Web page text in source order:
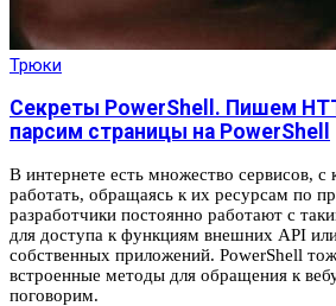
Трюки
Секреты PowerShell. Пишем
парсим страницы на PowerShell
В интернете есть множество сервисов,
работать, обращаясь к их ресурсам по
разработчики постоянно работают с
для доступа к функциям внешних API
собственных приложений. PowerShell
встроенные методы для обращения к
поговорим.